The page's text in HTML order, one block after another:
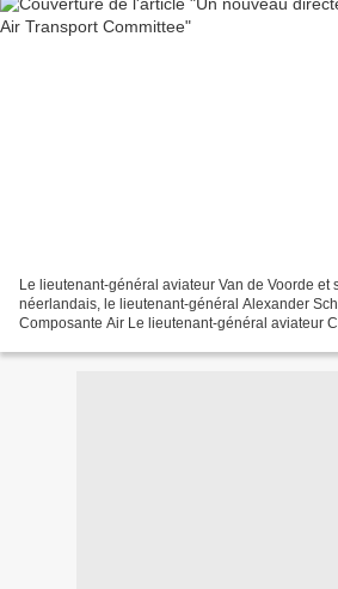
Le lieutenant-général aviateur Van de Voorde et
néerlandais, le lieutenant-général Alexander
Composante Air Le lieutenant-général aviateur